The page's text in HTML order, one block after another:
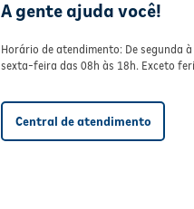
A gente ajuda você!
Horário de atendimento: De segunda à
sexta-feira das 08h às 18h. Exceto
Central de atendimento